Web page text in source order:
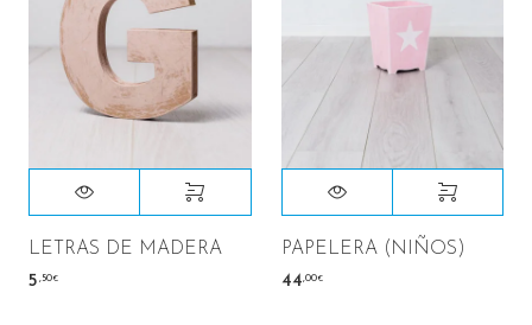
LETRAS DE MADERA
5 ,50€
PAPELERA (NIÑOS)
44 ,00€